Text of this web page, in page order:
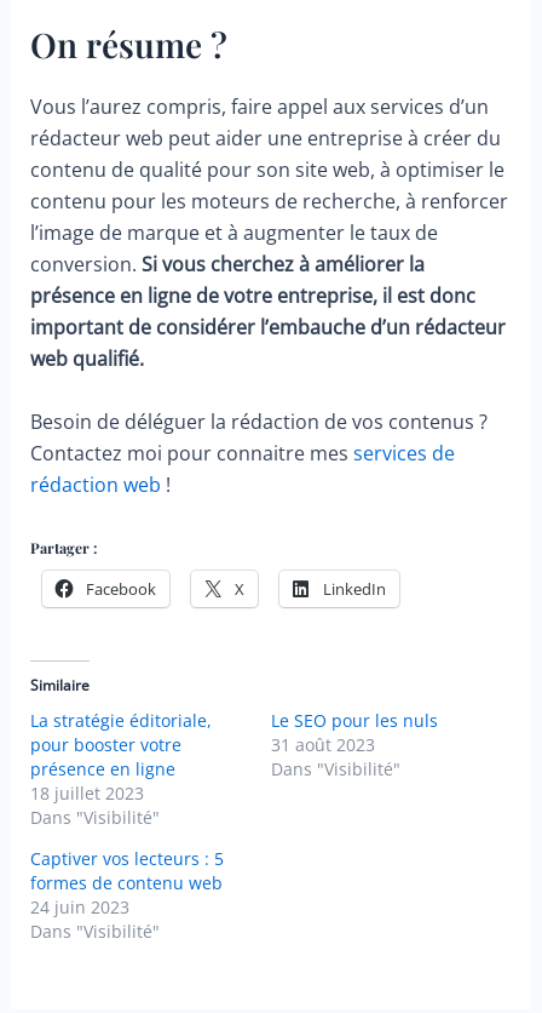
On résume ?
Vous l’aurez compris, faire appel aux services d’un
rédacteur web peut aider une entreprise à créer du
contenu de qualité pour son site web, à optimiser le
contenu pour les moteurs de recherche, à renforcer
l’image de marque et à augmenter le taux de
conversion. Si vous cherchez à améliorer la
présence en ligne de votre entreprise, il est donc
important de considérer l’embauche d’un rédacteur
web qualifié.
Besoin de déléguer la rédaction de vos contenus ?
Contactez moi pour connaitre mes services de
rédaction web !
Partager :
Facebook X LinkedIn
Similaire
La stratégie éditoriale,
pour booster votre
présence en ligne
18 juillet 2023
Dans "Visibilité"
Le SEO pour les nuls
31 août 2023
Dans "Visibilité"
Captiver vos lecteurs : 5
formes de contenu web
24 juin 2023
Dans "Visibilité"